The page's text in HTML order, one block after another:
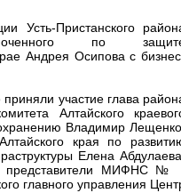
Усть-Пристанского
по
Андрея Осипова с
участие глава
Алтайского
Владимир Лещенко,
края по
Елена Абдулаева,
МИФНС №
главного управления